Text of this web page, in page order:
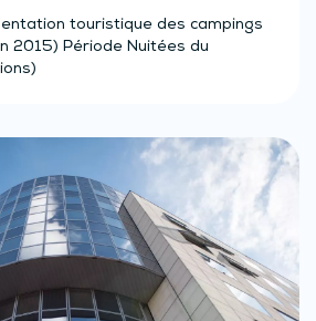
touristique des campings
2015) Période Nuitées du